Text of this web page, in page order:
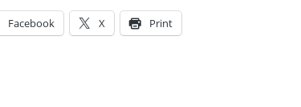
Facebook X Print